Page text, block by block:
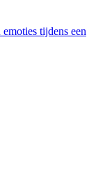
tijdens een